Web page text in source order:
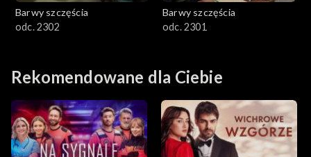
Barwy szczęścia
odc. 2302
Barwy szczęścia
odc. 2301
Rekomendowane dla Ciebie